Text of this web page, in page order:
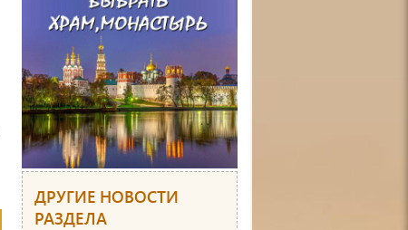
ДРУГИЕ НОВОСТИ
РАЗДЕЛА